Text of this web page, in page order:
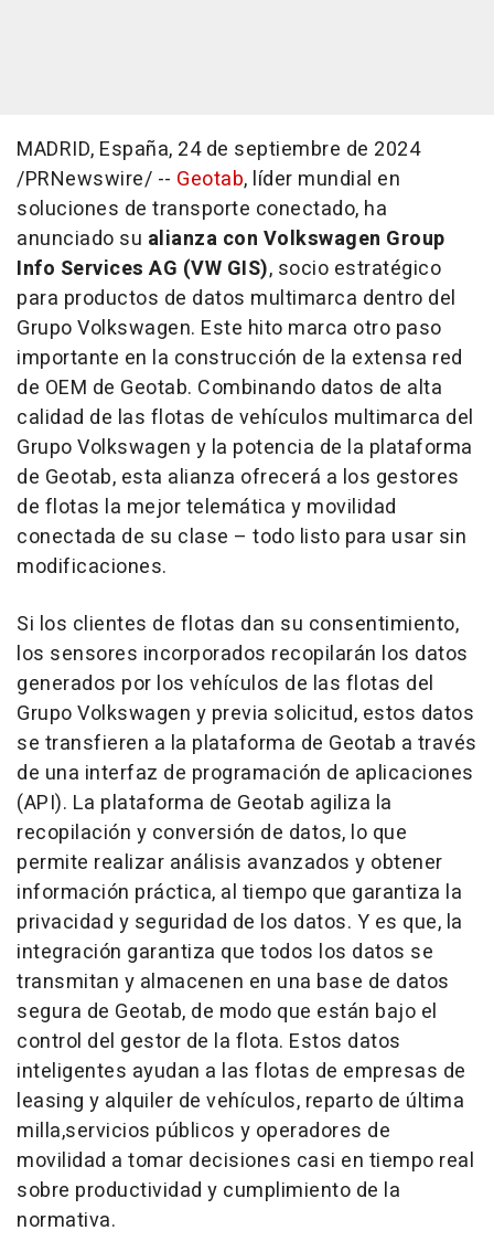
MADRID, España, 24 de septiembre de 2024
/PRNewswire/ -- Geotab, líder mundial en
soluciones de transporte conectado, ha
anunciado su alianza con Volkswagen Group
Info Services AG (VW GIS), socio estratégico
para productos de datos multimarca dentro del
Grupo Volkswagen. Este hito marca otro paso
importante en la construcción de la extensa red
de OEM de Geotab. Combinando datos de alta
calidad de las flotas de vehículos multimarca del
Grupo Volkswagen y la potencia de la plataforma
de Geotab, esta alianza ofrecerá a los gestores
de flotas la mejor telemática y movilidad
conectada de su clase – todo listo para usar sin
modificaciones.
Si los clientes de flotas dan su consentimiento,
los sensores incorporados recopilarán los datos
generados por los vehículos de las flotas del
Grupo Volkswagen y previa solicitud, estos datos
se transfieren a la plataforma de Geotab a través
de una interfaz de programación de aplicaciones
(API). La plataforma de Geotab agiliza la
recopilación y conversión de datos, lo que
permite realizar análisis avanzados y obtener
información práctica, al tiempo que garantiza la
privacidad y seguridad de los datos. Y es que, la
integración garantiza que todos los datos se
transmitan y almacenen en una base de datos
segura de Geotab, de modo que están bajo el
control del gestor de la flota. Estos datos
inteligentes ayudan a las flotas de empresas de
leasing y alquiler de vehículos, reparto de última
milla,servicios públicos y operadores de
movilidad a tomar decisiones casi en tiempo real
sobre productividad y cumplimiento de la
normativa.